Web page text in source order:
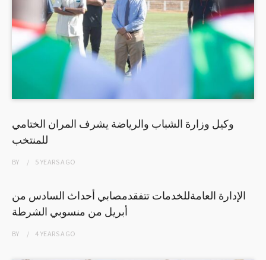
وكيل وزارة الشباب والرياضة يشرف المران الختامي
للمنتخب
BY 5 YEARSAGO
الإدارة العامةللخدمات تتفقدمصابي أحداث السادس من
أبريل من منسوبي الشرطة
BY 4 YEARSAGO